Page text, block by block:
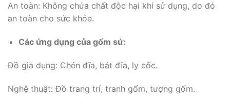
An toàn: Không chứa chất độc hại khi sử dụng, do đó
an toàn cho sức khỏe.
Các ứng dụng của gốm sứ:
Đồ gia dụng: Chén đĩa, bát đĩa, ly cốc.
Nghệ thuật: Đồ trang trí, tranh gốm, tượng gốm.